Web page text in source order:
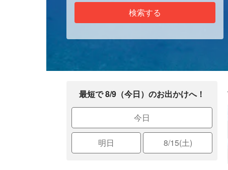
検索する
最短で 8/9（今日）のお出かけへ！
今日
明日 8/15(土)